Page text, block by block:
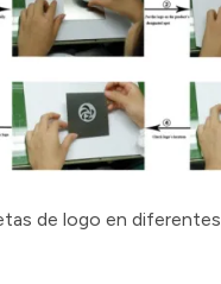
de logo en diferentes